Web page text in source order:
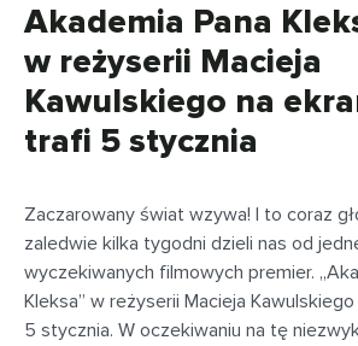
Akademia Pana
w reżyserii Macieja
Kawulskiego na
trafi 5 stycznia
Zaczarowany świat wzywa! I to coraz
zaledwie kilka tygodni dzieli nas od
wyczekiwanych filmowych premier.
Kleksa” w reżyserii Macieja
5 stycznia. W oczekiwaniu na tę